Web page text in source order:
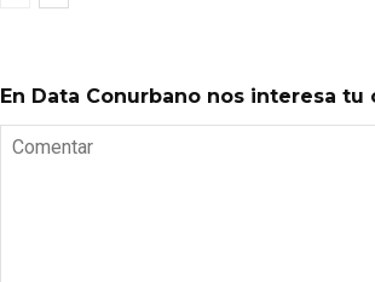
En Data Conurbano nos interesa tu